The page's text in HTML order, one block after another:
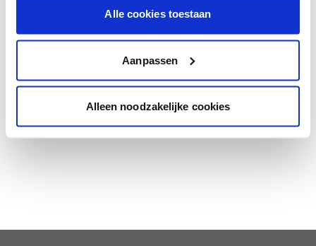
Alle cookies toestaan
Aanpassen
Alleen noodzakelijke cookies
Krijg kleuradvies op basis van de lichtinval
en je meubels.
Krijg ineens een technologische check-up